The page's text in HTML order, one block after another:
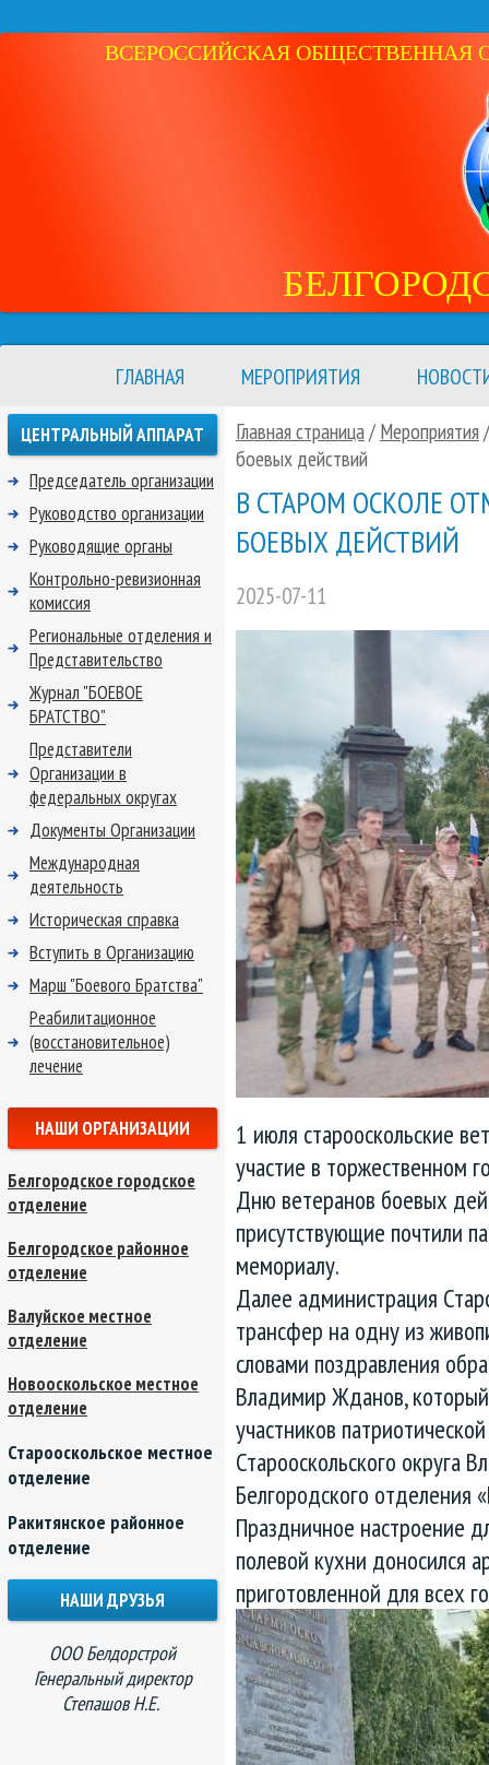
ВСЕРОССИЙСКАЯ ОБЩЕСТВЕННАЯ
ГЛАВНАЯ МЕРОПРИЯТИЯ
Главная страница/ Мероприятия
боевых действий
В СТАРОМ ОСКОЛЕ
БОЕВЫХ ДЕЙСТВИЙ
2025-07-11
1 июля старооскольские
участие в торжественном
Дню ветеранов боевых
присутствующие почтили
мемориалу.
Далее администрация
трансфер на одну из
словами поздравления
Владимир Жданов,
участников
Старооскольского округа
Белгородского
Праздничное настроение
полевой кухни доносился
приготовленной для всех
ЦЕНТРАЛЬНЫЙ АППАРАТ
Председатель организации
Руководство организации
Руководящие органы
Контрольно-ревизионная
комиссия
Региональные отделения и
Представительство
Журнал "БОЕВОЕ
БРАТСТВО"
Представители
Организации в
федеральных округах
Документы Организации
Международная
деятельность
Историческая справка
Вступить в Организацию
Марш "Боевого Братства"
Реабилитационное
(восстановительное)
лечение
НАШИ ОРГАНИЗАЦИИ
Белгородское городское
отделение
Белгородское районное
отделение
Валуйское местное
отделение
Новооскольское местное
отделение
Старооскольское местное
отделение
Ракитянское районное
отделение
НАШИ ДРУЗЬЯ
ООО Белдорстрой
Генеральный директор
Степашов Н.Е.